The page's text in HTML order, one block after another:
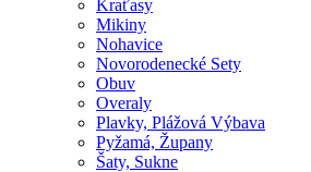
Kraťasy
Mikiny
Nohavice
Novorodenecké Sety
Obuv
Overaly
Plavky, Plážová Výbava
Pyžamá, Župany
Šaty, Sukne